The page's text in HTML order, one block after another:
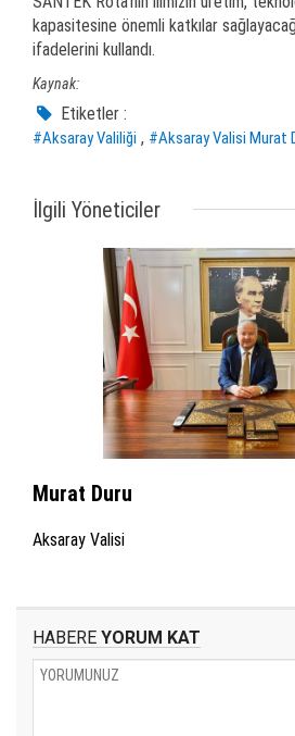
kapasitesine önemli katkılar
ifadelerini kullandı.
Kaynak:
Etiketler :
#Aksaray Valiliği , #Aksaray Valisi Murat
İlgili Yöneticiler
Murat Duru
Aksaray Valisi
HABERE YORUM KAT